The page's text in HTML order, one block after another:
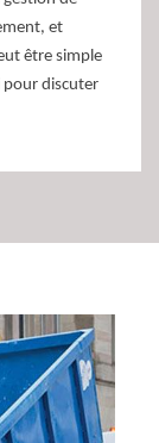
et
être simple
pour discuter